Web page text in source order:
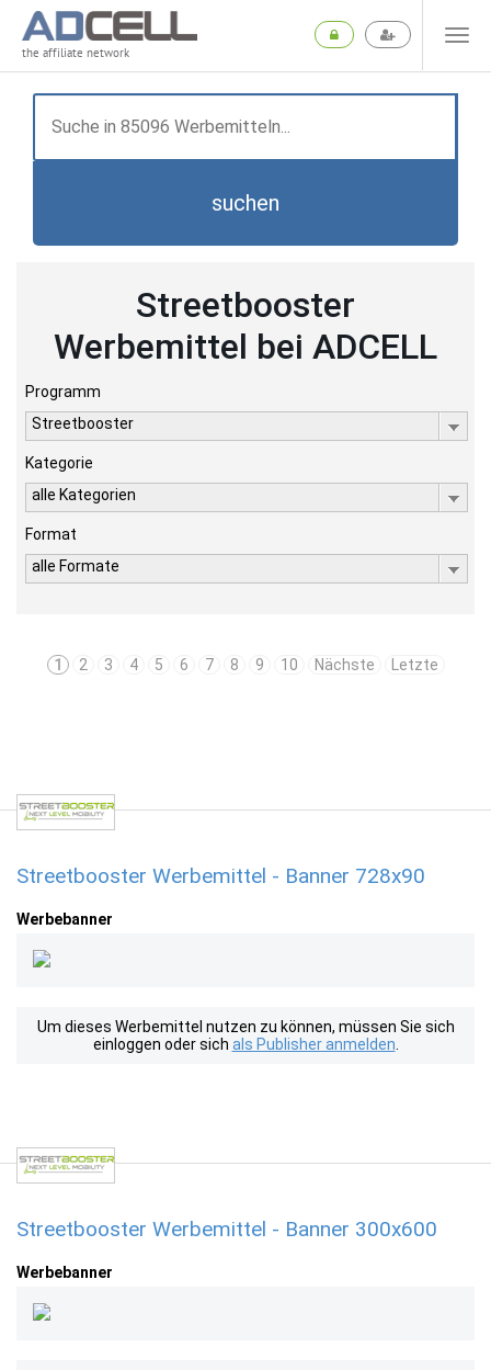
the affiliate network
suchen
Streetbooster
Werbemittel bei ADCELL
Programm
Streetbooster
Kategorie
alle Kategorien
Format
alle Formate
1 2 3 4 5 6 7 8 9 10 Nächste Letzte
Streetbooster Werbemittel - Banner 728x90
Werbebanner
Um dieses Werbemittel nutzen zu können, müssen Sie sich
einloggen oder sich als Publisher anmelden
Streetbooster Werbemittel - Banner 300x600
Werbebanner